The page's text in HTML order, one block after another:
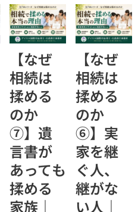
【なぜ
相続は
揉める
のか
⑦】遺
言書が
あっても
揉める
家族｜
【なぜ
相続は
揉める
のか
⑥】実
家を継
ぐ人、
継がな
い人｜